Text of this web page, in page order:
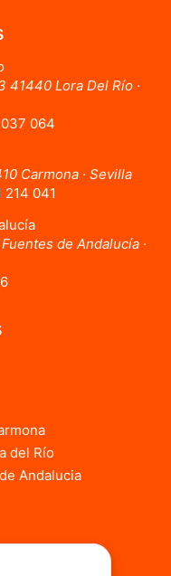
del Río
Andalucia
41440 Lora Del Río ·
064
Carmona · Sevilla
041
de Andalucía ·